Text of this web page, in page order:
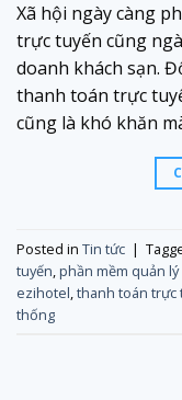
Xã hội ngày càng
trực tuyến cũng
doanh khách sạn.
thanh toán trực
cũng là khó khăn
Posted in Tin tức |
tuyến,phần mềm quản
ezihotel,thanh toán trực
thống